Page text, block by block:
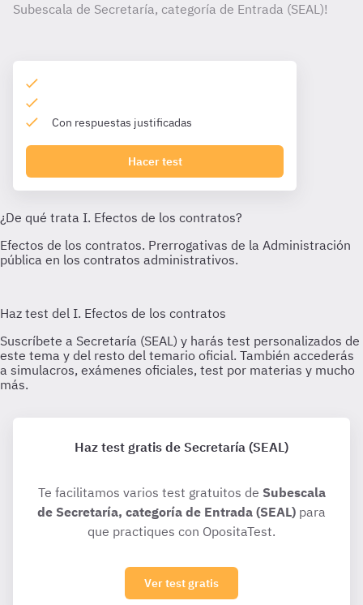
Subescala de Secretaría, categoría de Entrada (SEAL)!
Con respuestas justificadas
Hacer test
Haz test gratis de Secretaría (SEAL)
Te facilitamos varios test gratuitos de Subescala
de Secretaría, categoría de Entrada (SEAL) para
que practiques con OpositaTest.
Ver test gratis